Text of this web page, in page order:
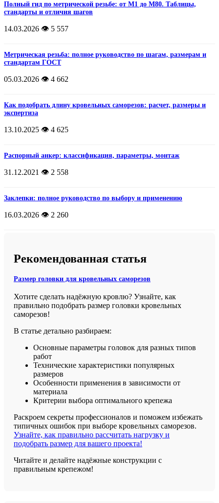
Полный гид по метрической резьбе: от М1 до М80. Таблицы,
стандарты и отличия шагов
14.03.2026 👁️ 5 557
Метрическая резьба: полное руководство по шагам, размерам и
стандартам ГОСТ
05.03.2026 👁️ 4 662
Как подобрать длину кровельных саморезов: расчет, размеры и
экспертиза
13.10.2025 👁️ 4 625
Распорный анкер: классификация, параметры, монтаж
31.12.2021 👁️ 2 558
Заклепки: полное руководство по выбору и применению
16.03.2026 👁️ 2 260
Рекомендованная статья
Размер головки для кровельных саморезов
Хотите сделать надёжную кровлю? Узнайте, как
правильно подобрать размер головки кровельных
саморезов!
В статье детально разбираем:
Основные параметры головок для разных типов
работ
Технические характеристики популярных
размеров
Особенности применения в зависимости от
материала
Критерии выбора оптимального крепежа
Раскроем секреты профессионалов и поможем избежать
типичных ошибок при выборе кровельных саморезов.
Узнайте, как правильно рассчитать нагрузку и
подобрать размер для вашего проекта!
Читайте и делайте надёжные конструкции с
правильным крепежом!